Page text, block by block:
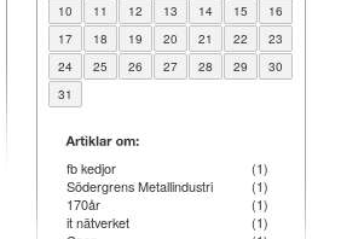
10
11 12 13 14 15
16
17
18 19 20 21 22
23
24
25 26 27 28 29
30
31
fb kedjor
(1)
Södergrens Metallindustri
(1)
170år
(1)
it nätverket
(1)